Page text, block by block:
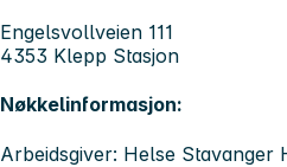
Engelsvollveien 111
4353 Klepp Stasjon
Nøkkelinformasjon:
Arbeidsgiver: Helse Stavanger